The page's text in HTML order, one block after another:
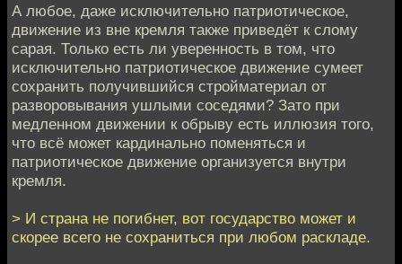
А любое, даже исключительно патриотическое,
движение из вне кремля также приведёт к слому
сарая. Только есть ли уверенность в том, что
исключительно патриотическое движение сумеет
сохранить получившийся стройматериал от
разворовывания ушлыми соседями? Зато при
медленном движении к обрыву есть иллюзия того,
что всё может кардинально поменяться и
патриотическое движение организуется внутри
кремля.
> И страна не погибнет, вот государство может и
скорее всего не сохраниться при любом раскладе.